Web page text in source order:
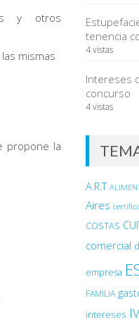
y otros
mismas
propone la
tenencia
4 vistas
Intereses
concurso
4 vistas
A.R.T
Aires
COSTAS
comercial
empresa
FAMILIA
intereses